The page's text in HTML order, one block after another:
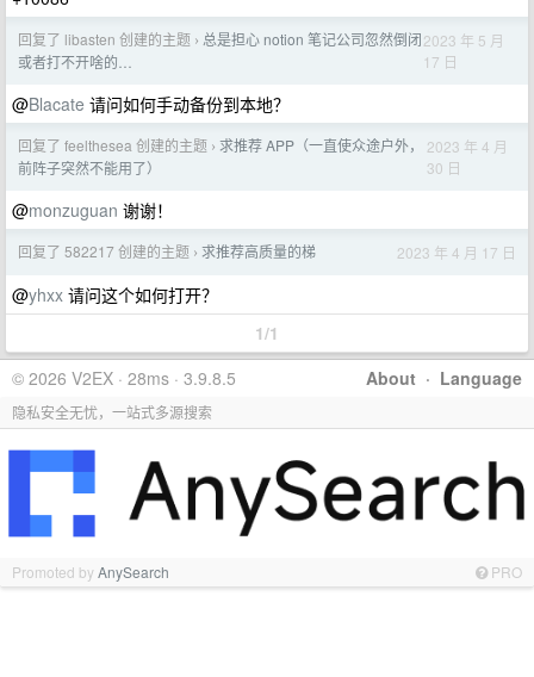
回复了 libasten 创建的主题 › 总是担心 notion 笔记公司忽然倒闭
或者打不开啥的…
2023 年 5 月
17 日
@Blacate 请问如何手动备份到本地？
回复了 feelthesea 创建的主题 › 求推荐 APP（一直使众途户外，
前阵子突然不能用了）
2023 年 4 月
30 日
@monzuguan 谢谢！
回复了 582217 创建的主题 › 求推荐高质量的梯 2023 年 4 月 17 日
@yhxx 请问这个如何打开？
1/1
About · Language
© 2026 V2EX · 28ms · 3.9.8.5
隐私安全无忧，一站式多源搜索
Promoted byAnySearch PRO